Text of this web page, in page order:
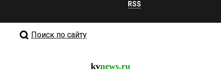
RSS
Поиск по сайту
kvnews.ru